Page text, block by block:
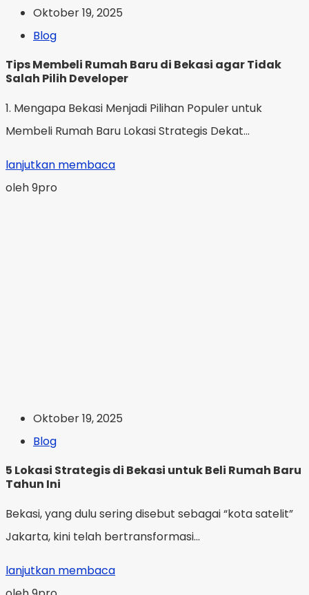
Oktober 19, 2025
Blog
Tips Membeli Rumah Baru di Bekasi agar Tidak
Salah Pilih Developer
1. Mengapa Bekasi Menjadi Pilihan Populer untuk
Membeli Rumah Baru Lokasi Strategis Dekat...
lanjutkan membaca
oleh 9pro
Oktober 19, 2025
Blog
5 Lokasi Strategis di Bekasi untuk Beli Rumah Baru
Tahun Ini
Bekasi, yang dulu sering disebut sebagai “kota satelit”
Jakarta, kini telah bertransformasi...
lanjutkan membaca